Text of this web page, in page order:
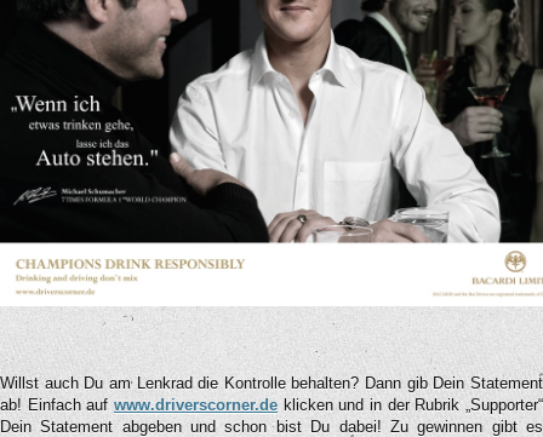
Willst auch Du am Lenkrad die Kontrolle behalten? Dann gib Dein Statement
ab! Einfach auf www.driverscorner.de klicken und in der Rubrik „Supporter“
Dein Statement abgeben und schon bist Du dabei! Zu gewinnen gibt es